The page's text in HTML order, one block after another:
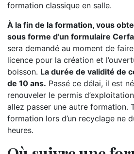
formation classique en salle.
À la fin de la formation, vous
sous forme d’un formulaire
sera demandé au moment de
licence pour la création et
boisson. La durée de validité de
de 10 ans. Passé ce délai, il est
renouveler le permis
allez passer une autre formation.
formation lors d’un recyclage ne
heures.